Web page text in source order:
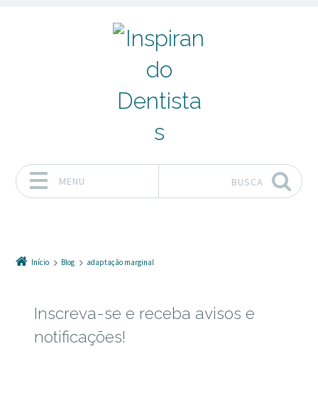
MENU BUSCA
Início Blog adaptação marginal
Inscreva-se e receba avisos e
notificações!